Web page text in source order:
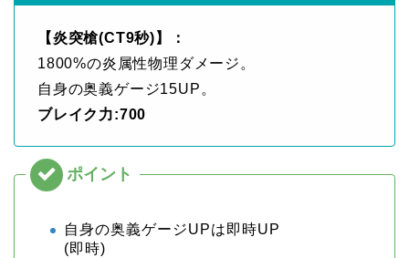
【炎突槍(CT9秒)】：
1800%の炎属性物理ダメージ。
自身の奥義ゲージ15UP。
ブレイク力:700
自身の奥義ゲージUPは即時UP
(即時)